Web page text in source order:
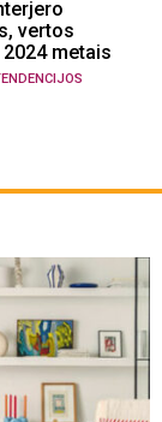
vertos
metais